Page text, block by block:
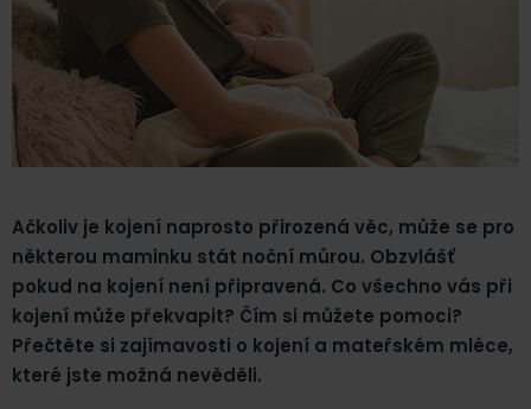
Ačkoliv je kojení naprosto přirozená věc, může se pro
některou maminku stát noční můrou. Obzvlášť
pokud na kojení není připravená. Co všechno vás při
kojení může překvapit? Čím si můžete pomoci?
Přečtěte si zajímavosti o kojení a mateřském mléce,
které jste možná nevěděli.